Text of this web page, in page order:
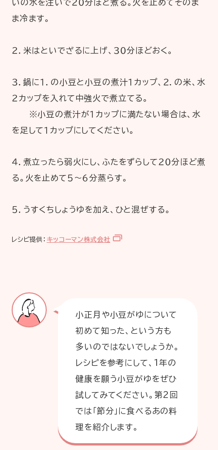
いの水を注いで２０分ほど煮る。火を止めてそのま
ま冷ます。
２．米はといでざるに上げ、３０分ほどおく。
３．鍋に１．の小豆と小豆の煮汁１カップ、２．の米、水
２カップを入れて中強火で煮立てる。
※小豆の煮汁が１カップに満たない場合は、水
を足して１カップにしてください。
４．煮立ったら弱火にし、ふたをずらして２０分ほど煮
る。火を止めて５～６分蒸らす。
５．うすくちしょうゆを加え、ひと混ぜする。
レシピ提供： キッコーマン株式会社
小正月や小豆がゆについて
初めて知った、という方も
多いのではないでしょうか。
レシピを参考にして、1年の
健康を願う小豆がゆをぜひ
試してみてください。第2回
では「節分」に食べるあの料
理を紹介します。